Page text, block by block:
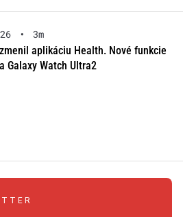
•
3m
aplikáciu Health. Nové funkcie
Galaxy Watch Ultra2